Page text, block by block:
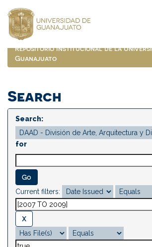
navigation
Repositorio Institucional de la
Guanajuato
Search
Search:
for
Current filters: